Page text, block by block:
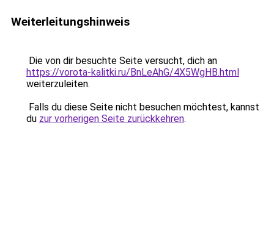
Weiterleitungshinweis
Die von dir besuchte Seite versucht, dich an
https://vorota-kalitki.ru/BnLeAhG/4X5WgHB.html
weiterzuleiten.
Falls du diese Seite nicht besuchen möchtest, kannst
du zur vorherigen Seite zurückkehren.